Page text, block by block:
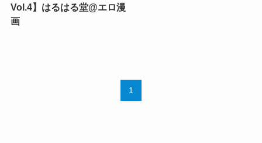
Vol.4】はるはる堂@エロ漫
画
1